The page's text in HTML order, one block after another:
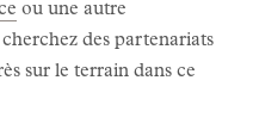
ou une autre
des partenariats
sur le terrain dans ce